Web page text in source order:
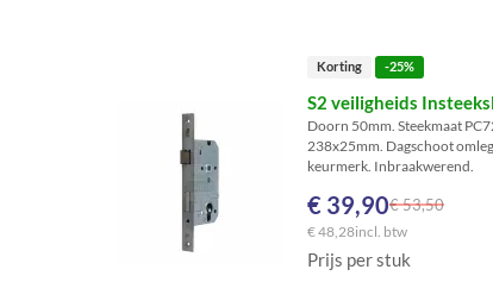
Korting -25%
S2 veiligheids
Doorn 50mm. Steekmaat
238x25mm. Dagschoot
keurmerk. Inbraakwerend.
€ 53,50
€ 39,90
€ 48,28incl. btw
Prijs per stuk